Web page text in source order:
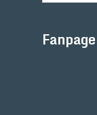
Fanpage